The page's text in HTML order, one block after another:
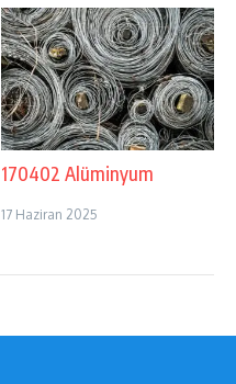
170402 Alüminyum
17 Haziran 2025